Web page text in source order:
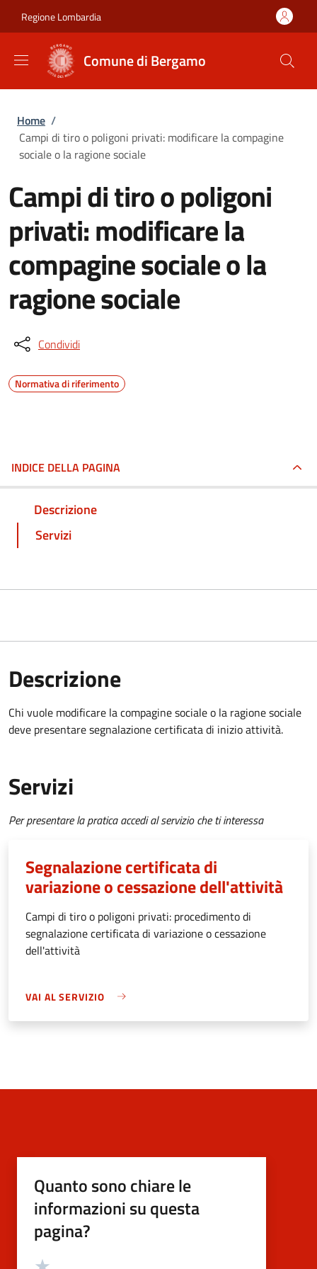
Regione Lombardia
Comune di Bergamo
Briciole di pane
Home /
Campi di tiro o poligoni privati: modificare la compagine
sociale o la ragione sociale
Campi di tiro o poligoni
privati: modificare la
compagine sociale o la
ragione sociale
Condividi
Normativa di riferimento
INDICE DELLA PAGINA
Descrizione
Servizi
Descrizione
Chi vuole modificare la compagine sociale o la ragione sociale
deve presentare segnalazione certificata di inizio attività.
Servizi
Per presentare la pratica accedi al servizio che ti interessa
Segnalazione certificata di
variazione o cessazione dell'attività
Campi di tiro o poligoni privati: procedimento di
segnalazione certificata di variazione o cessazione
dell'attività
VAI AL SERVIZIO
Quanto sono chiare le
informazioni su questa
pagina?
Valutazione